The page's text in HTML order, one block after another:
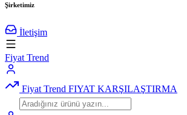
Şirketimiz
İletişim
Fiyat Trend
Fiyat Trend FIYAT KARŞILAŞTIRMA